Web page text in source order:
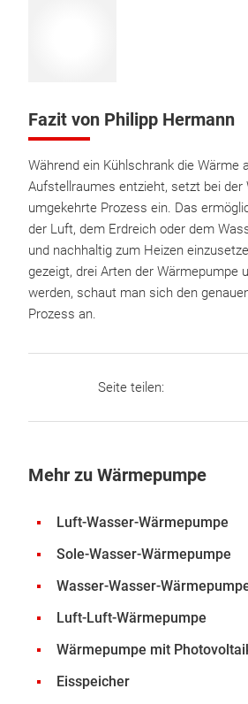
Fazit von Philipp Hermann
Während ein Kühlschrank die Wärme
Aufstellraumes entzieht, setzt bei der
umgekehrte Prozess ein. Das
der Luft, dem Erdreich oder dem
und nachhaltig zum Heizen
gezeigt, drei Arten der Wärmepumpe
werden, schaut man sich den
Prozess an.
Seite teilen:
Mehr zu Wärmepumpe
Luft-Wasser-Wärmepumpe
Sole-Wasser-Wärmepumpe
Wasser-Wasser-
Luft-Luft-Wärmepumpe
Wärmepumpe mit
Eisspeicher